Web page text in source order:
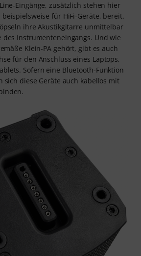
Eingänge, zusätzlich stehen hier
für HiFi-Geräte, bereit.
ihre Akustikgitarre unmittelbar
des Instrumenteneingangs. Und wie
Klein-PA gehört, gibt es auch
für den Anschluss eines Laptops,
Sofern eine Bluetooth-Funktion
sich diese Geräte auch kabellos mit